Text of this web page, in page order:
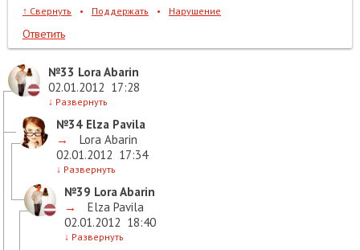
↑ Свернуть • Поддержать • Нарушение
Ответить
№33 Lora Abarin
02.01.2012 17:28
↓ Развернуть
№34 Elza Pavila
→
Lora Abarin
02.01.2012 17:34
↓ Развернуть
№39 Lora Abarin
→
Elza Pavila
02.01.2012 18:40
↓ Развернуть